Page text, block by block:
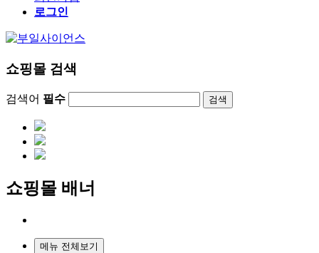
로그인
쇼핑몰 검색
검색어 필수 검색
쇼핑몰 배너
메뉴 전체보기